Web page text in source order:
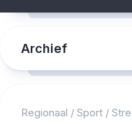
Archief
Regionaal / Sport /